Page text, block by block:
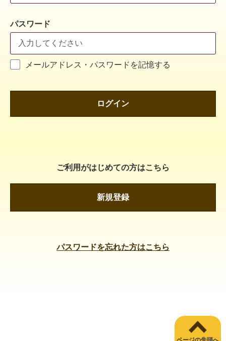
パスワード
メールアドレス・パスワードを記憶する
ログイン
ご利用がはじめての方はこちら
新規登録
パスワードを忘れた方はこちら